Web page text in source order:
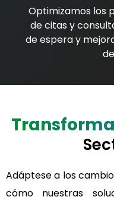
Optimizamos los
de citas y
de espera y
Adáptese a los
cómo nuestras